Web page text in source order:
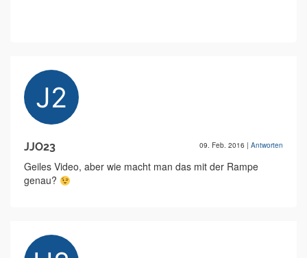
JJO23 09. Feb. 2016 | Antworten
Geiles Video, aber wie macht man das mit der Rampe
genau?